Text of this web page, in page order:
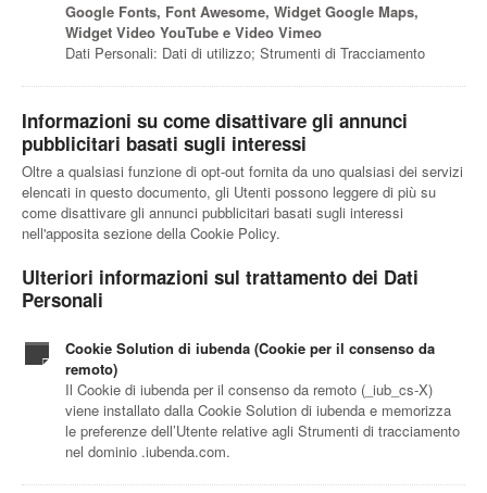
Google Fonts, Font Awesome, Widget Google Maps,
Widget Video YouTube e Video Vimeo
Dati Personali: Dati di utilizzo; Strumenti di Tracciamento
Informazioni su come disattivare gli annunci
pubblicitari basati sugli interessi
Oltre a qualsiasi funzione di opt-out fornita da uno qualsiasi dei servizi
elencati in questo documento, gli Utenti possono leggere di più su
come disattivare gli annunci pubblicitari basati sugli interessi
nell'apposita sezione della Cookie Policy.
Ulteriori informazioni sul trattamento dei Dati
Personali
Cookie Solution di iubenda (Cookie per il consenso da
remoto)
Il Cookie di iubenda per il consenso da remoto (_iub_cs-X)
viene installato dalla Cookie Solution di iubenda e memorizza
le preferenze dell’Utente relative agli Strumenti di tracciamento
nel dominio .iubenda.com.